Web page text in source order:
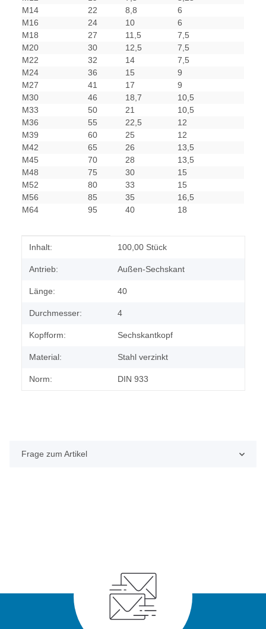
M14
22 8,8
6
M16
24 10
6
M18
27 11,5
7,5
M20
30 12,5
7,5
M22
32 14
7,5
M24
36 15
9
M27
41 17
9
M30
46 18,7
10,5
M33
50 21
10,5
M36
55 22,5
12
M39
60 25
12
M42
65 26
13,5
M45
70 28
13,5
M48
75 30
15
M52
80 33
15
M56
85 35
16,5
M64
95 40 18
Produkteigenschaft
Wert
Inhalt: 100,00 Stück
Antrieb: Außen-Sechskant
Länge: 40
Durchmesser: 4
Kopfform: Sechskantkopf
Material: Stahl verzinkt
Norm: DIN 933
Frage zum Artikel